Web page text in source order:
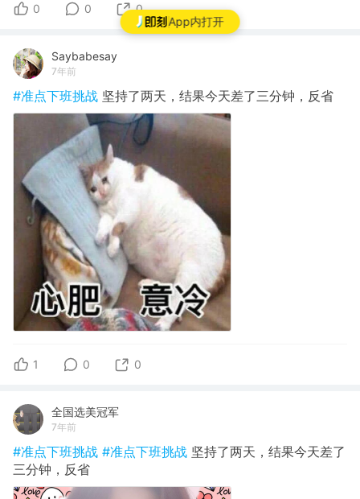
App内打开
0 0 0
Saybabesay
7年前
#准点下班挑战 坚持了两天，结果今天差了三分钟，反省
1 0 0
全国选美冠军
7年前
#准点下班挑战 #准点下班挑战 坚持了两天，结果今天差了
三分钟，反省